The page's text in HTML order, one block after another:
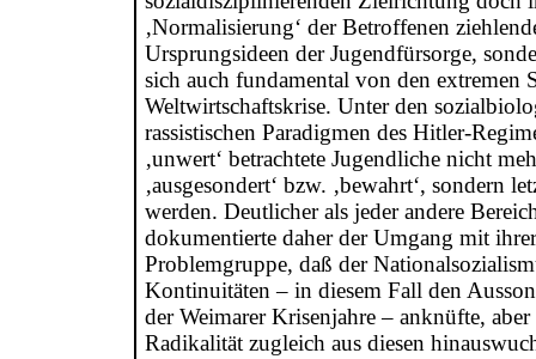
‚Normalisierung‘ der Betroffenen
Ursprungsideen der Jugendfürsorge,
sich auch fundamental von den extremen
Weltwirtschaftskrise. Unter den
rassistischen Paradigmen des Hitler-
‚unwert‘ betrachtete Jugendliche nicht
‚ausgesondert‘ bzw. ‚bewahrt‘, sondern
werden. Deutlicher als jeder andere
dokumentierte daher der Umgang mit
Problemgruppe, daß der
Kontinuitäten – in diesem Fall den
der Weimarer Krisenjahre – anknüfte, aber
Radikalität zugleich aus diesen